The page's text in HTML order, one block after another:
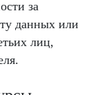
за
данных или
лиц,